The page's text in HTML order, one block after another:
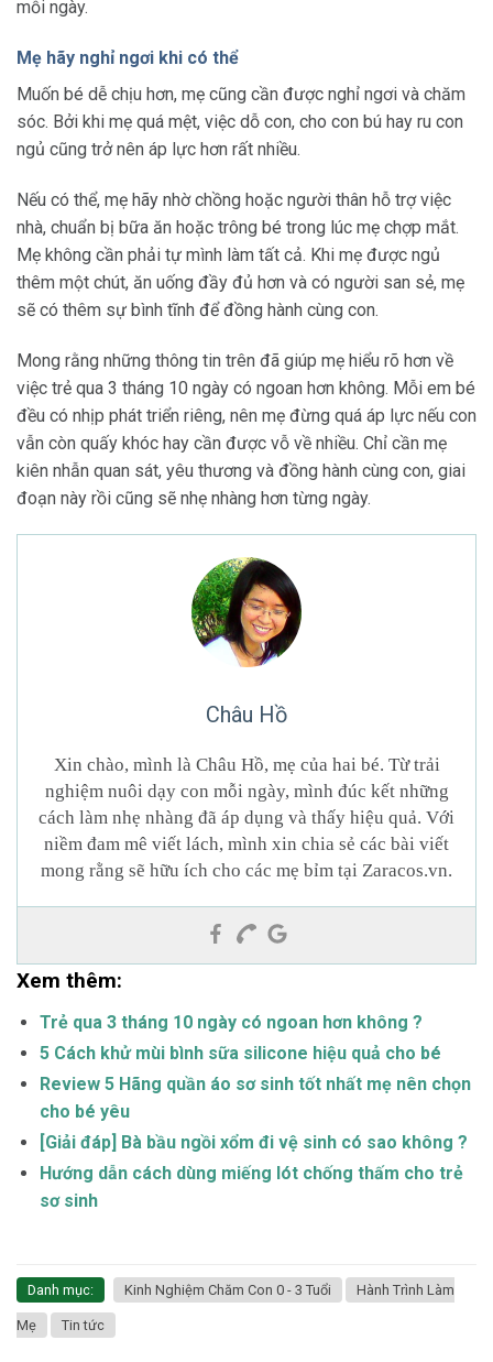
mỗi ngày.
Mẹ hãy nghỉ ngơi khi có thể
Muốn bé dễ chịu hơn, mẹ cũng cần được nghỉ ngơi và chăm
sóc. Bởi khi mẹ quá mệt, việc dỗ con, cho con bú hay ru con
ngủ cũng trở nên áp lực hơn rất nhiều.
Nếu có thể, mẹ hãy nhờ chồng hoặc người thân hỗ trợ việc
nhà, chuẩn bị bữa ăn hoặc trông bé trong lúc mẹ chợp mắt.
Mẹ không cần phải tự mình làm tất cả. Khi mẹ được ngủ
thêm một chút, ăn uống đầy đủ hơn và có người san sẻ, mẹ
sẽ có thêm sự bình tĩnh để đồng hành cùng con.
Mong rằng những thông tin trên đã giúp mẹ hiểu rõ hơn về
việc trẻ qua 3 tháng 10 ngày có ngoan hơn không. Mỗi em bé
đều có nhịp phát triển riêng, nên mẹ đừng quá áp lực nếu con
vẫn còn quấy khóc hay cần được vỗ về nhiều. Chỉ cần mẹ
kiên nhẫn quan sát, yêu thương và đồng hành cùng con, giai
đoạn này rồi cũng sẽ nhẹ nhàng hơn từng ngày.
Châu Hồ
Xin chào, mình là Châu Hồ, mẹ của hai bé. Từ trải
nghiệm nuôi dạy con mỗi ngày, mình đúc kết những
cách làm nhẹ nhàng đã áp dụng và thấy hiệu quả. Với
niềm đam mê viết lách, mình xin chia sẻ các bài viết
mong rằng sẽ hữu ích cho các mẹ bỉm tại Zaracos.vn.
Xem thêm:
Trẻ qua 3 tháng 10 ngày có ngoan hơn không ?
5 Cách khử mùi bình sữa silicone hiệu quả cho bé
Review 5 Hãng quần áo sơ sinh tốt nhất mẹ nên chọn
cho bé yêu
[Giải đáp] Bà bầu ngồi xổm đi vệ sinh có sao không ?
Hướng dẫn cách dùng miếng lót chống thấm cho trẻ
sơ sinh
Danh mục: Kinh Nghiệm Chăm Con 0 - 3 Tuổi Hành Trình Làm
Mẹ Tin tức